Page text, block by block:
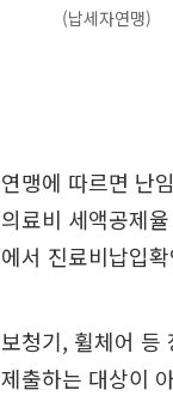
(납세자연맹)
연맹에 따르면 난
의료비 세액공제
에서 진료비납입
보청기, 휠체어 등
제출하는 대상이